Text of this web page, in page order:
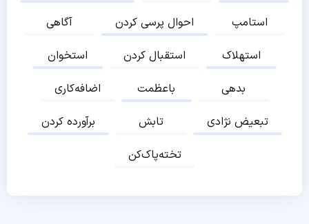
آگاهی
احوال پرسی کردن
استامپ
استخوان
استقبال کردن
استهلاک
اضافه‌کاری
باعظمت
بدهی
برآورده کردن
تابش
تبعیض نژادی
تخته‌پاک‌کن